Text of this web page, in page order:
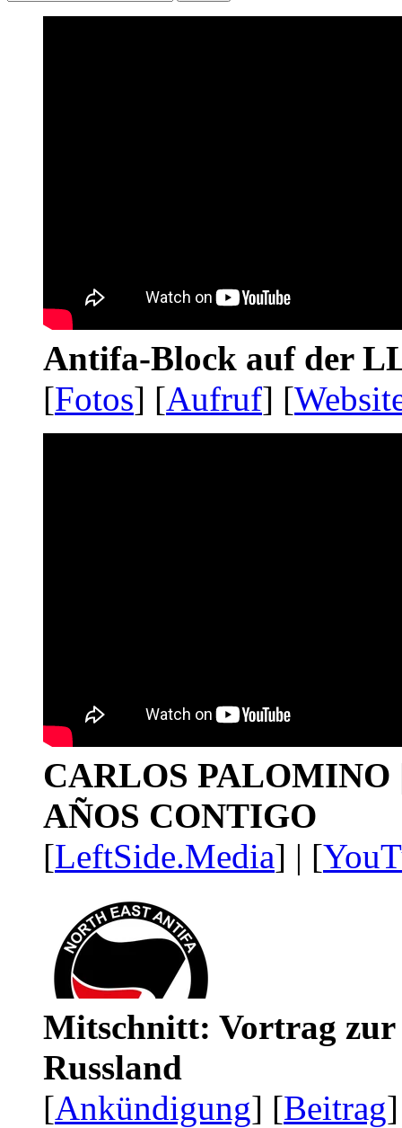
Antifa-Block auf der
[Fotos] [Aufruf] [
CARLOS PALOMINO
AÑOS CONTIGO
[LeftSide.Media] | [
Mitschnitt: Vortrag zur
Russland
[Ankündigung] [Beitrag